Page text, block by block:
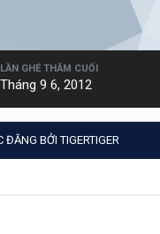
LẦN GHÉ THĂM CUỐI
Tháng 9 6, 2012
BỞI TIGERTIGER